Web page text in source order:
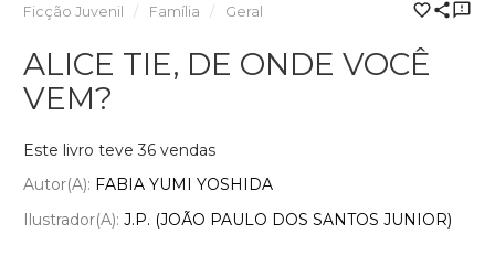
Ficção Juvenil Família Geral
ALICE TIE, DE ONDE VOCÊ
VEM?
Este livro teve 36 vendas
Autor(a): FABIA YUMI YOSHIDA
Ilustrador(a): J.P. (JOÃO PAULO DOS SANTOS JUNIOR)